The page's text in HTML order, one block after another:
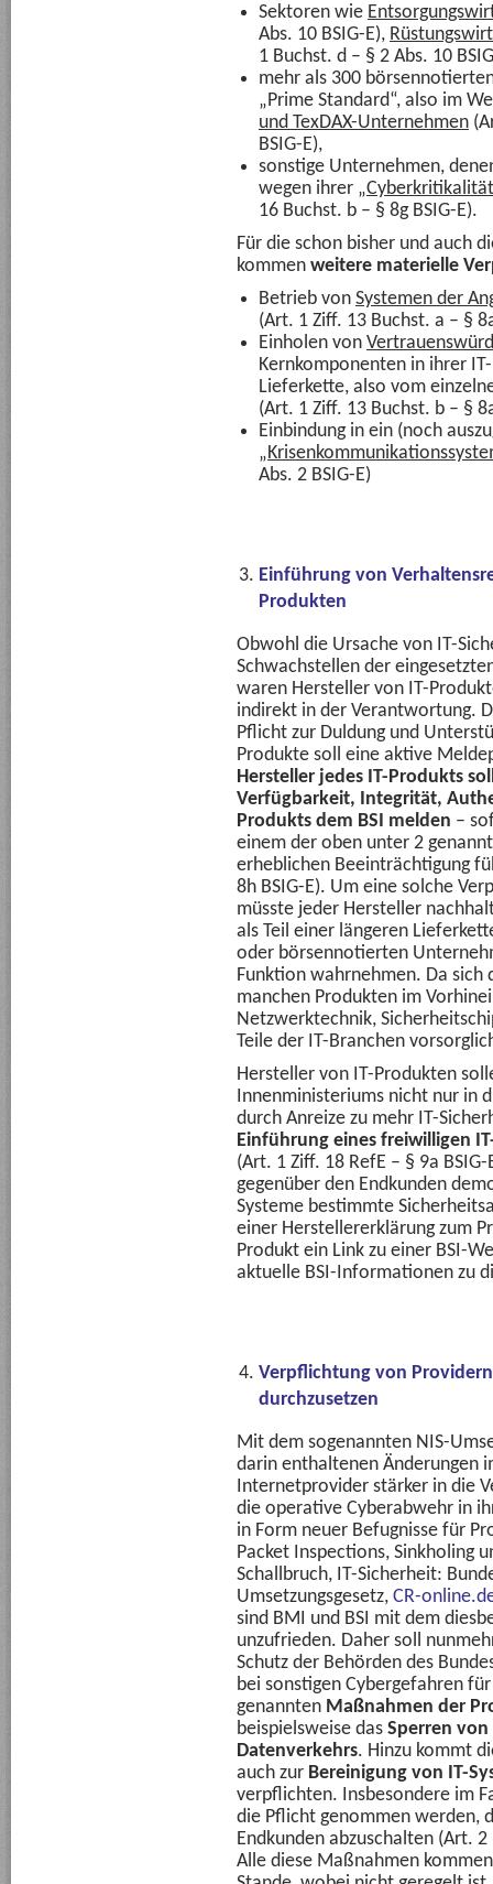
Sektoren wie
Abs. 10 BSIG-E),
1 Buchst. d – § 2 Abs. 10
mehr als 300
„Prime Standard“, also im
und TexDAX-Unternehmen
BSIG-E),
sonstige Unternehmen,
wegen ihrer
16 Buchst. b – § 8g BSIG-E).
Für die schon bisher und auch
kommen weitere materielle
Betrieb von Systemen der
(Art. 1 Ziff. 13 Buchst. a – §
Einholen von
Kernkomponenten in ihrer
Lieferkette, also vom
(Art. 1 Ziff. 13 Buchst. b – §
Einbindung in ein (noch
„
Abs. 2 BSIG-E)
Einführung von
Produkten
Obwohl die Ursache von IT-
Schwachstellen der
waren Hersteller von IT-
indirekt in der Verantwortung.
Pflicht zur Duldung und
Produkte soll eine aktive
Hersteller jedes IT-Produkts
Verfügbarkeit, Integrität,
Produkts dem BSI melden –
einem der oben unter 2
erheblichen Beeinträchtigung
8h BSIG-E). Um eine solche
müsste jeder Hersteller
als Teil einer längeren
oder börsennotierten
Funktion wahrnehmen. Da
manchen Produkten im
Netzwerktechnik,
Teile der IT-Branchen
Hersteller von IT-Produkten
Innenministeriums nicht nur in
durch Anreize zu mehr IT-
Einführung eines freiwilligen
(Art. 1 Ziff. 18 RefE – § 9a
gegenüber den Endkunden
Systeme bestimmte
einer Herstellererklärung zum
Produkt ein Link zu einer BSI-
aktuelle BSI-Informationen zu
Verpflichtung von
durchzusetzen
Mit dem sogenannten NIS-
darin enthaltenen Änderungen
Internetprovider stärker in die
die operative Cyberabwehr in
in Form neuer Befugnisse für
Packet Inspections, Sinkholing
Schallbruch, IT-Sicherheit:
Umsetzungsgesetz, CR-
sind BMI und BSI mit dem
unzufrieden. Daher soll
Schutz der Behörden des
bei sonstigen Cybergefahren
genannten Maßnahmen der
beispielsweise das Sperren
Datenverkehrs. Hinzu kommt
auch zur Bereinigung von IT-
verpflichten. Insbesondere im
die Pflicht genommen werden,
Endkunden abzuschalten (Art. 2
Alle diese Maßnahmen